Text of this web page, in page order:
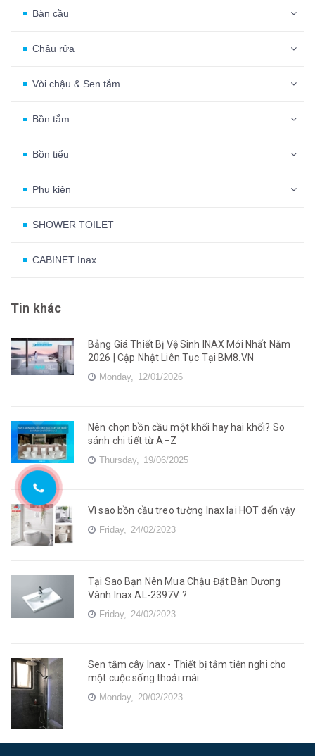
Bàn cầu
Chậu rửa
Vòi chậu & Sen tắm
Bồn tắm
Bồn tiểu
Phụ kiện
SHOWER TOILET
CABINET Inax
Tin khác
Bảng Giá Thiết Bị Vệ Sinh INAX Mới Nhất Năm
2026 | Cập Nhật Liên Tục Tại BM8.VN
Monday, 12/01/2026
Nên chọn bồn cầu một khối hay hai khối? So
sánh chi tiết từ A–Z
Thursday, 19/06/2025
Vì sao bồn cầu treo tường Inax lại HOT đến vậy
Friday, 24/02/2023
Tại Sao Bạn Nên Mua Chậu Đặt Bàn Dương
Vành Inax AL-2397V ?
Friday, 24/02/2023
Sen tắm cây Inax - Thiết bị tắm tiện nghi cho
một cuộc sống thoải mái
Monday, 20/02/2023